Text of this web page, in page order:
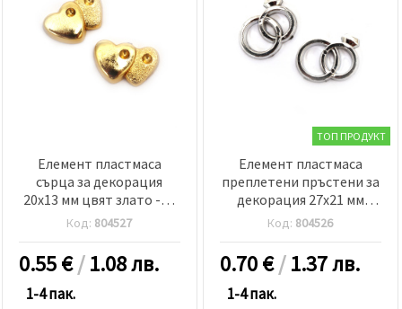
Елемент пластмаса
сърца за декорация
20x13 мм цвят злато -10
броя
Код: 804527
0.55€/1.08 лв.
1-4 пак.
ТОП ПРОДУКТ
Елемент пластмаса
преплетени пръстени за
декорация 27x21 мм
цвят сребро -10 броя
Код: 804526
0.70€/1.37 лв.
1-4 пак.